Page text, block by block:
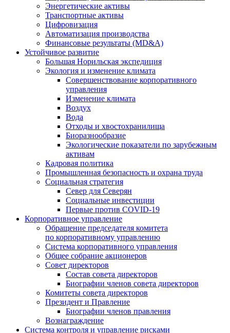
Энергетические активы
Транспортные активы
Цифровизация
Автоматизация производства
Финансовые результаты (MD&A)
Устойчивое развитие
Большая Норильская экспедиция
Экология и изменение климата
Совершенствование корпоративного
управления
Изменение климата
Воздух
Вода
Отходы и хвостохранилища
Биоразнообразие
Экологические показатели по зарубежным
активам
Кадровая политика
Промышленная безопасность и охрана труда
Социальная стратегия
Север для Северян
Социальные инвестиции
Первые против COVID‑19
Корпоративное управление
Обращение председателя комитета
по корпоративному управлению
Система корпоративного управления
Общее собрание акционеров
Совет директоров
Состав совета директоров
Биографии членов совета директоров
Комитеты совета директоров
Президент и Правление
Биографии членов правления
Вознаграждение
Система контроля и управление рисками